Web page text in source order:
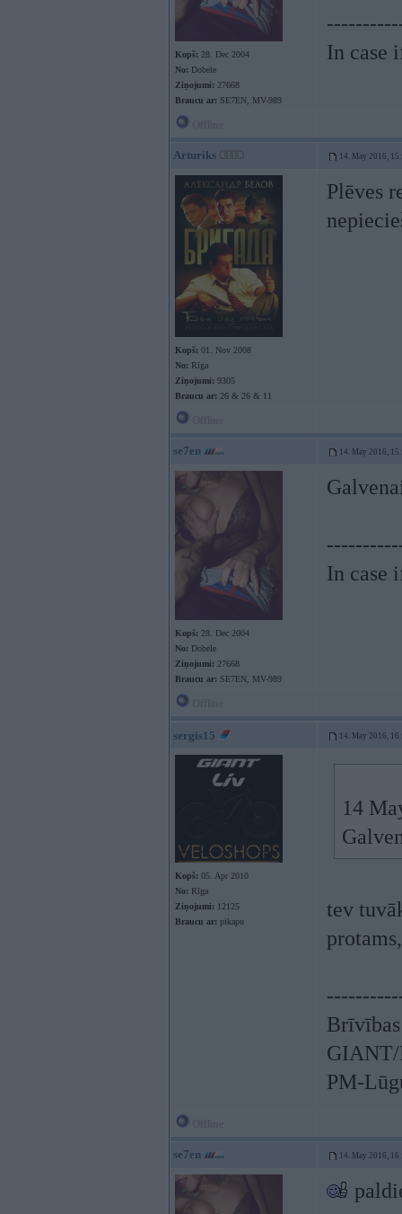
Kopš: 28. Dec 2004
No: Dobele
Ziņojumi: 27668
Braucu ar: SE7EN, MV-989
In case
Arturiks 14. May 2016,
Kopš: 01. Nov 2008
No: Rīga
Ziņojumi: 9305
Braucu ar: 26 & 26 & 11
Plēves
se7en 14. May 2016,
Kopš: 28. Dec 2004
No: Dobele
Ziņojumi: 27668
Braucu ar: SE7EN, MV-989
In case
sergis15 14. May 2016,
Kopš: 05. Apr 2010
No: Rīga
Ziņojumi: 12125
Braucu ar: pikapu
14
tev
GIANT/
PM-
se7en 14. May 2016,